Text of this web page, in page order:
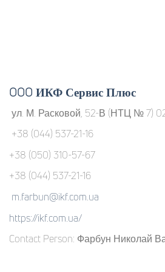
OOO ИКФ Сервис Плюс
ул. М. Расковой, 52-В (НТЦ № 7)
+38 (044) 537-21-16
+38 (050) 310-57-67
+38 (044) 537-21-16
m.farbun@ikf.com.ua
https://ikf.com.ua/
Contact Person: Фарбун Николай